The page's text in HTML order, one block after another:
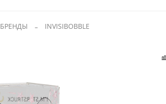
БРЕНДЫ INVISIBOBBLE